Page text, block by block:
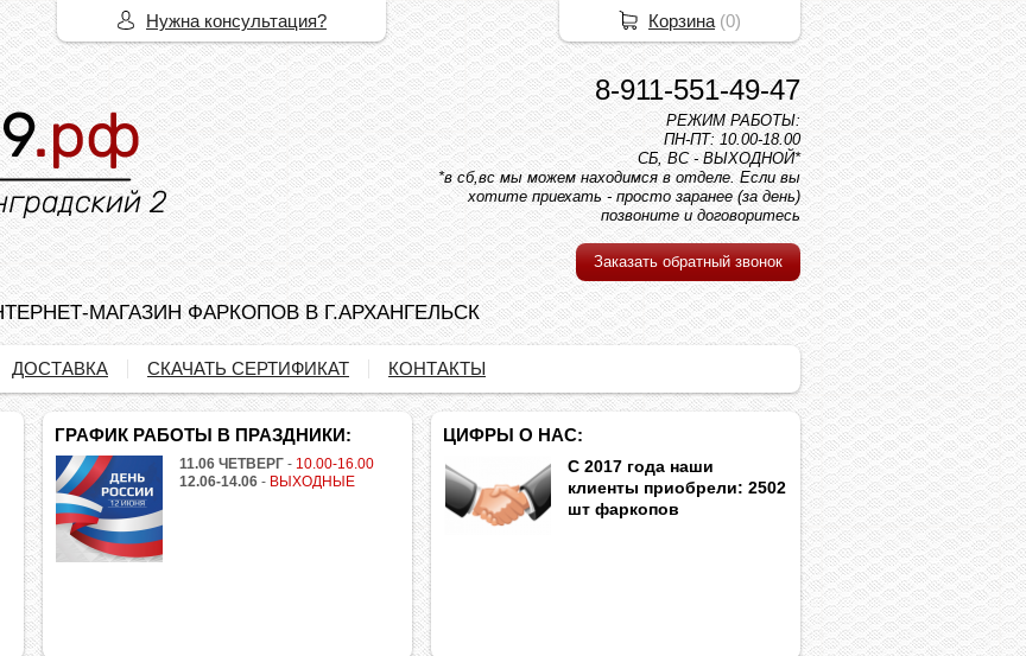
8-911-551-49-47
РЕЖИМ РАБОТЫ:
ПН-ПТ: 10.00-18.00
СБ, ВС - ВЫХОДНОЙ*
*в сб,вс мы можем находимся в отделе. Если вы
хотите приехать - просто заранее (за день)
позвоните и договоритесь
Заказать обратный звонок
МАГАЗИН ФАРКОПОВ В Г.АРХАНГЕЛЬСК
ДОСТАВКА СКАЧАТЬ СЕРТИФИКАТ КОНТАКТЫ
ГРАФИК РАБОТЫ В ПРАЗДНИКИ:
11.06 ЧЕТВЕРГ - 10.00-16.00
12.06-14.06 - ВЫХОДНЫЕ
ЦИФРЫ О НАС:
С 2017 года наши
клиенты приобрели: 2502
шт фаркопов
Нужна консультация? Корзина (0)